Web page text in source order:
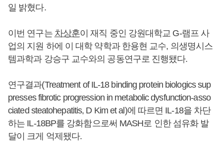
일 밝혔다.
이번 연구는 차상훈이 재직 중인 강원대학교 G-램프 사
업의 지원 하에 이 대학 약학과 한용현 교수, 의생명시스
템과학과 강승구 교수와의 공동연구로 진행됐다.
연구결과(Treatment of IL-18 binding protein biologics sup
presses fibrotic progression in metabolic dysfunction-asso
ciated steatohepatitis, D Kim et al)에 따르면 IL-18을 차단
하는 IL-18BP를 강화함으로써 MASH로 인한 섬유화 발
달이 크게 억제됐다.